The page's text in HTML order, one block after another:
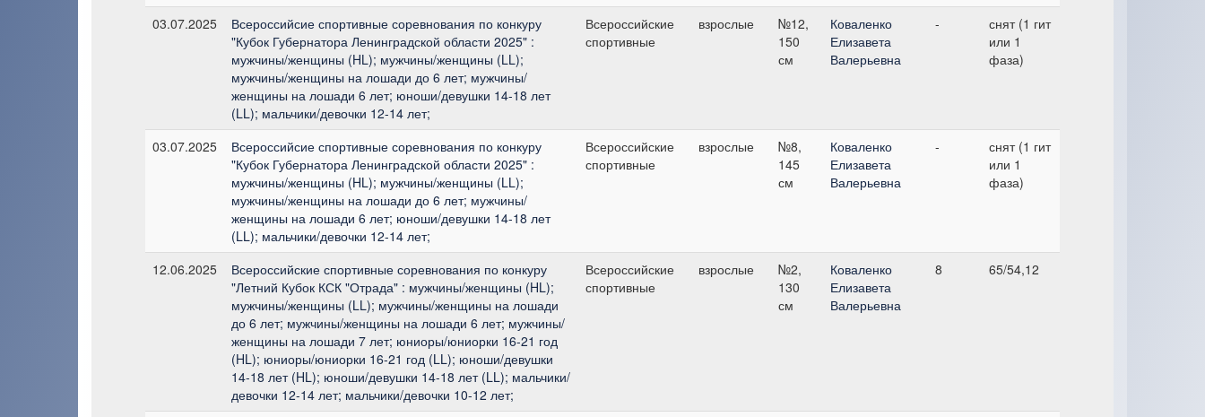
03.07.2025
Всероссийсие спортивные соревнования по конкуру
"Кубок Губернатора Ленинградской области 2025" :
мужчины/женщины (HL); мужчины/женщины (LL);
мужчины/женщины на лошади до 6 лет; мужчины/
женщины на лошади 6 лет; юноши/девушки 14-18 лет
(LL); мальчики/девочки 12-14 лет;
Всероссийские
спортивные
взрослые
№12,
150
см
Коваленко
Елизавета
Валерьевна
-
снят (1 гит
или 1
фаза)
03.07.2025
Всероссийсие спортивные соревнования по конкуру
"Кубок Губернатора Ленинградской области 2025" :
мужчины/женщины (HL); мужчины/женщины (LL);
мужчины/женщины на лошади до 6 лет; мужчины/
женщины на лошади 6 лет; юноши/девушки 14-18 лет
(LL); мальчики/девочки 12-14 лет;
Всероссийские
спортивные
взрослые
№8,
145
см
Коваленко
Елизавета
Валерьевна
-
снят (1 гит
или 1
фаза)
12.06.2025
Всероссийские спортивные соревнования по конкуру
"Летний Кубок КСК "Отрада" : мужчины/женщины (HL);
мужчины/женщины (LL); мужчины/женщины на лошади
до 6 лет; мужчины/женщины на лошади 6 лет; мужчины/
женщины на лошади 7 лет; юниоры/юниорки 16-21 год
(HL); юниоры/юниорки 16-21 год (LL); юноши/девушки
14-18 лет (HL); юноши/девушки 14-18 лет (LL); мальчики/
девочки 12-14 лет; мальчики/девочки 10-12 лет;
Всероссийские
спортивные
взрослые
№2,
130
см
Коваленко
Елизавета
Валерьевна
8 65/54,12